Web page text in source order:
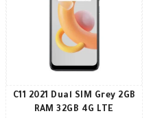
C11 2021 Dual SIM Grey 2GB
RAM 32GB 4G LTE